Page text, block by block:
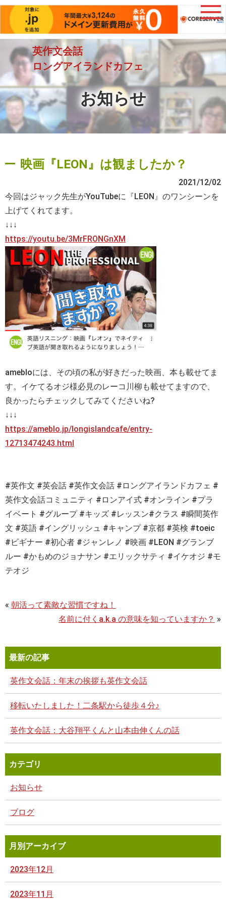
英作文会話
ロングアイランドカフェ
お知らせ
映画『LEON』は観ましたか？
2021/12/02
今回はジャック先生がYouTubeに『LEON』のワンシーンを
上げてくれてます。
↓↓↓
https://youtu.be/3MrFRONGnXM
amebloには、その頃の私が好きだった映画、本も載せてま
す。イケてるオジ様必見のレーコ川柳も載せてますので、
良かったらチェックしてみてくださいね?
↓↓↓
https://ameblo.jp/longislandcafe/entry-
12713474243.html
#英作文 #英会話 #英作文会話 # ロングアイランドカフェ #
英作文会話コミュニティ # ロンアイ式 #オンライン #プラ
イベート #グループ#キッズ #レッスン#クラス #瞬間英作
文 #英語 #イングリッシュ #キャンプ#京都 #英検 #toeic
#ビギナー #初心者 #ジャンレノ #映画 #LEON #グランブ
ルー #かもめのジョナサン #エリックサティ #イケオジ #モ
テオジ
« 朝活って素敵な習慣ですね！
名前に付くa.k.a の意味を知っていますか？ »
最新の記事
英作文会話：年末の挨拶も英作文会話
移転いたしました！二条駅から徒歩４分♪
英作文会話：大谷翔平くんと山本由伸くんの話
カテゴリ
お知らせ
ブログ
月別アーカイブ
2023年12月
2023年11月